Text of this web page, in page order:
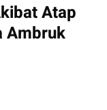
Atap
Ambruk